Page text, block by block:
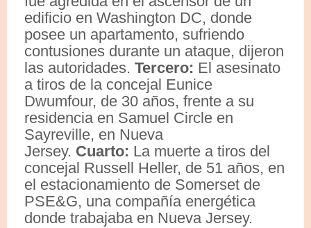
edificio en Washington DC, donde
posee un apartamento, sufriendo
contusiones durante un ataque, dijeron
las autoridades. Tercero: El asesinato
a tiros de la concejal Eunice
Dwumfour, de 30 años, frente a su
residencia en Samuel Circle en
Sayreville, en Nueva
Jersey. Cuarto: La muerte a tiros del
concejal Russell Heller, de 51 años, en
el estacionamiento de Somerset de
PSE&G, una compañía energética
donde trabajaba en Nueva Jersey.